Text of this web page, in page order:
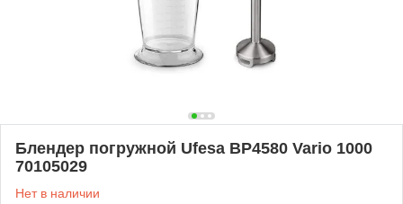
Блендер погружной Ufesa BP4580 Vario 1000
70105029
Нет в наличии